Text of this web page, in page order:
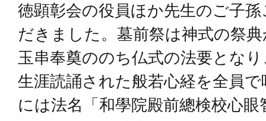
徳顕彰会の役員ほか先生のご子
だきました。墓前祭は神式の祭
玉串奉奠ののち仏式の法要とな
生涯読誦された般若心経を全員
には法名「和學院殿前總検校心